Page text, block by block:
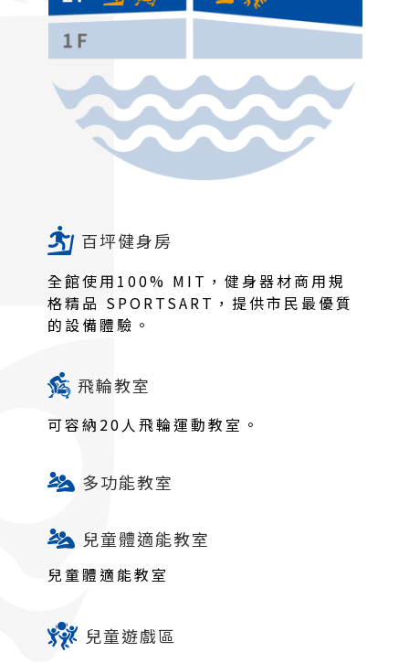
百坪健身房
全館使用100% MIT，健身器材商用規
格精品 SPORTSART，提供市民最優質
的設備體驗。
飛輪教室
可容納20人飛輪運動教室。
多功能教室
兒童體適能教室
兒童體適能教室
兒童遊戲區